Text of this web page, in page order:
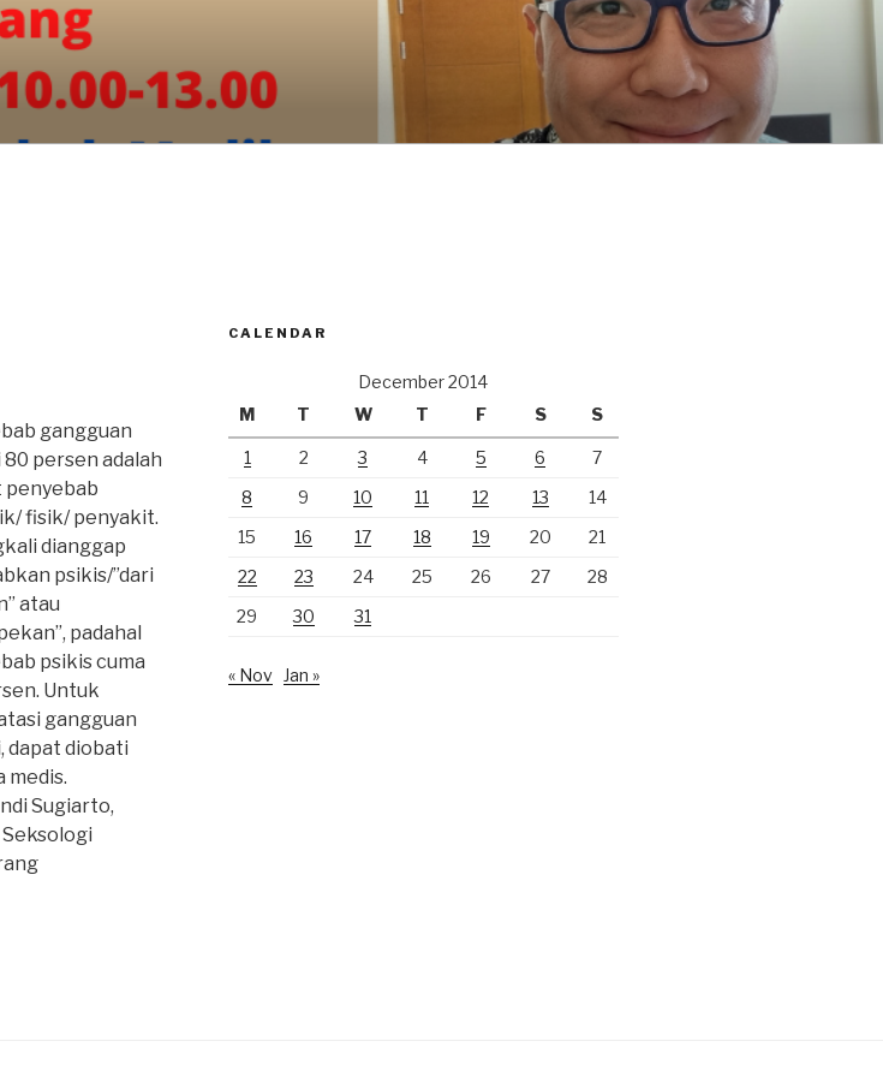
gangguan
persen adalah
penyebab
fisik/ penyakit.
dianggap
psikis/”dari
atau
padahal
psikis cuma
Untuk
gangguan
dapat diobati
medis.
Sugiarto,
CALENDAR
December 2014
M
T W T F S S
1 2 3 4 5 6
7
8
9 10 11 12 13
14
15
16 17 18 19 20
21
22
23 24 25 26 27
28
29
30 31
« Nov Jan »